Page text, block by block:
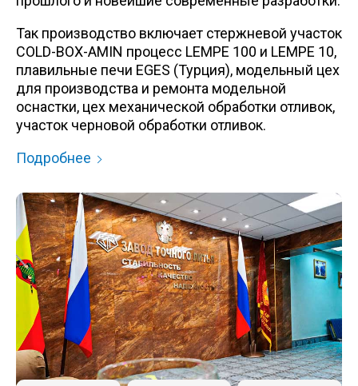
Так производство включает стержневой участок
COLD-BOX-AMIN процесс LEMPE 100 и LEMPE 10,
плавильные печи EGES (Турция), модельный цех
для производства и ремонта модельной
оснастки, цех механической обработки отливок,
участок черновой обработки отливок.
Подробнее